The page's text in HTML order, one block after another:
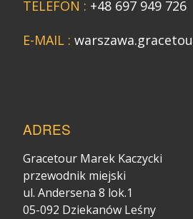
TELEFON : +48 697 949 726
E-MAIL :
ADRES
Gracetour Marek Kaczycki
przewodnik miejski
ul. Andersena 8 lok.1
05-092 Dziekanów Leśny